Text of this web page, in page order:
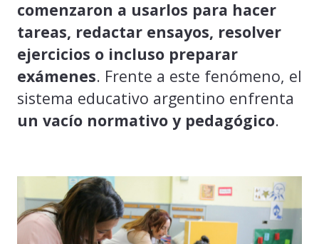
comenzaron a usarlos para hacer
tareas, redactar ensayos, resolver
ejercicios o incluso preparar
exámenes. Frente a este fenómeno, el
sistema educativo argentino enfrenta
un vacío normativo y pedagógico.